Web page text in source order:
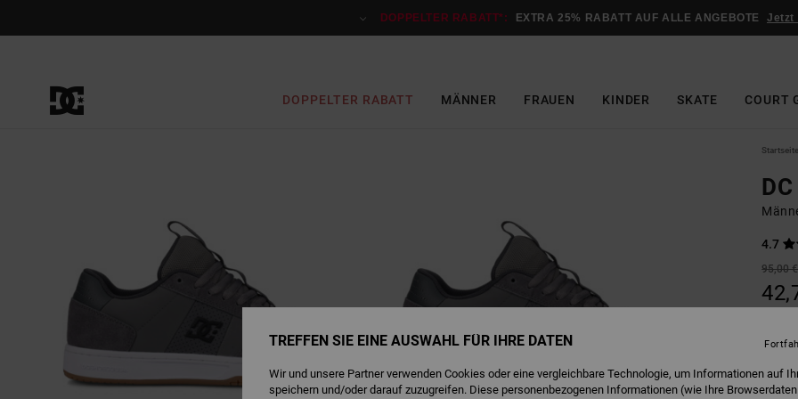
DOPPELTER RABATT*: EXTRA 25% RABATT AUF ALLE ANGEBOTE Jetzt
DOPPELTER RABATT MÄNNER FRAUEN KINDER SKATE COURT
Startseite
4.7
95,00 €
Farbe
TREFFEN SIE EINE AUSWAHL FÜR IHRE DATEN
Wir und unsere Partner verwenden Cookies oder eine vergleichbare Technologie, um Informationen auf
speichern und/oder darauf zuzugreifen. Diese personenbezogenen Informationen (wie Ihre